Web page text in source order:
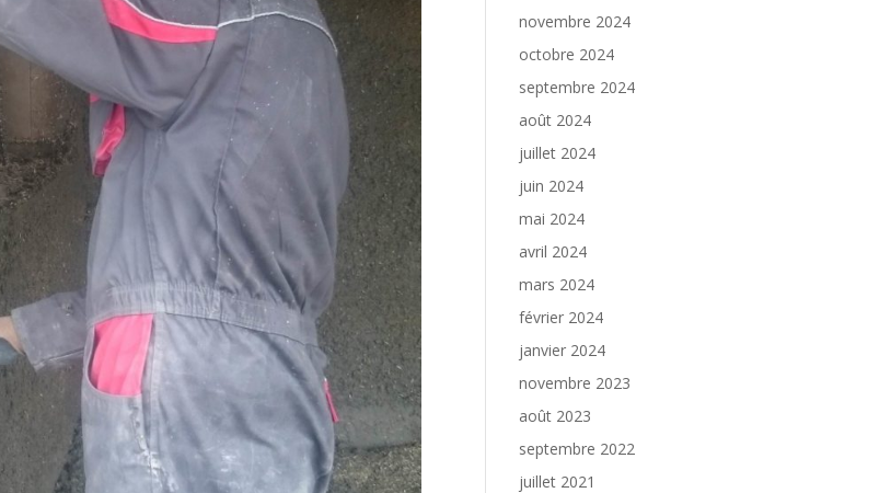
novembre 2024
octobre 2024
septembre 2024
août 2024
juillet 2024
juin 2024
mai 2024
avril 2024
mars 2024
février 2024
janvier 2024
novembre 2023
août 2023
septembre 2022
juillet 2021